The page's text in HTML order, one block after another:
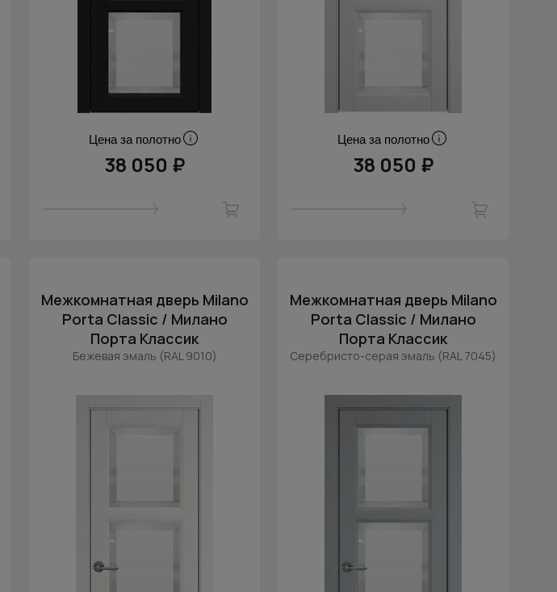
Цена за полотно
38 050 ₽
Цена за полотно
38 050 ₽
Межкомнатная дверь Milano
Porta Classic / Милано
Порта Классик
Бежевая эмаль (RAL 9010)
Межкомнатная дверь Milano
Porta Classic / Милано
Порта Классик
Серебристо-серая эмаль (RAL 7045)